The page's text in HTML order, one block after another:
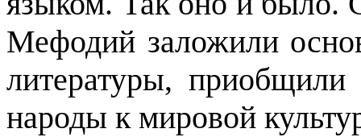
Мефодий заложили
литературы, приобщили
народы к мировой